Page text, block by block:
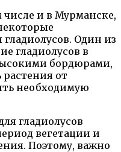
и в Мурманске,
Один из
гладиолусов в
бордюрами,
от
необходимую
гладиолусов
вегетации и
Поэтому, важно